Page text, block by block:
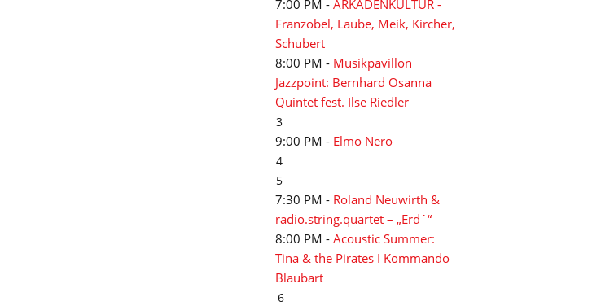
7:00 PM - ARKADENKULTUR -
Franzobel, Laube, Meik, Kircher,
Schubert
8:00 PM - Musikpavillon
Jazzpoint: Bernhard Osanna
Quintet fest. Ilse Riedler
3
9:00 PM - Elmo Nero
4
5
7:30 PM - Roland Neuwirth &
radio.string.quartet – „Erd´“
8:00 PM - Acoustic Summer:
Tina & the Pirates I Kommando
Blaubart
6